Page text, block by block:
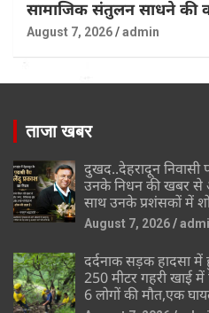
सामाजिक संतुलन साधने की
August 7, 2026 admin
ताजा खबर
दुखद..देहरादून निवासी
उनके निधन की खबर से
साथ उनके प्रशंसकों में
August 7, 2026
दर्दनाक सड़क हादसा में
250 मीटर गहरी खाई में
6 लोगों की मौत,एक